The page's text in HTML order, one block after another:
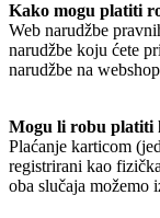
Kako mogu platiti
Web narudžbe
narudžbe koju ćete
narudžbe na
Mogu li robu platiti
Plaćanje karticom
registrirani kao
oba slučaja možemo